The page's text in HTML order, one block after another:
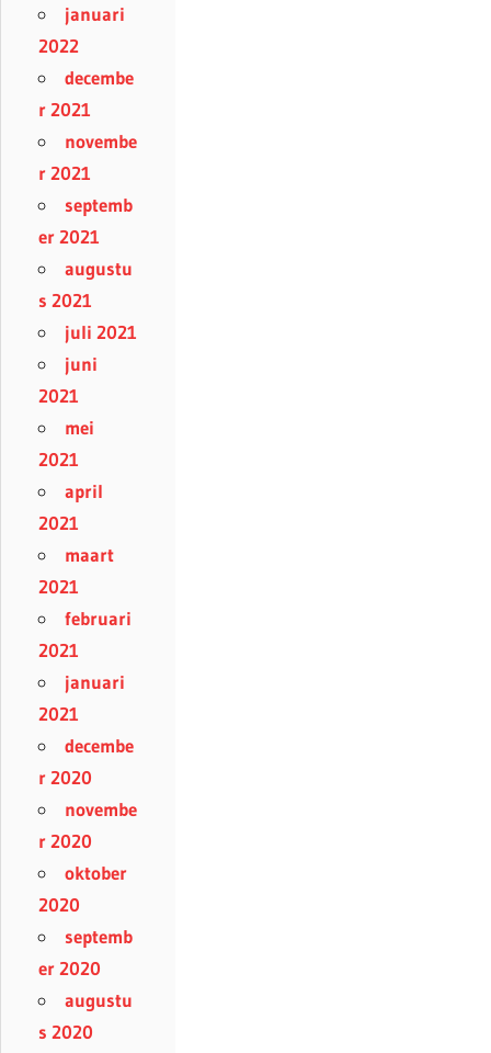
januari
2022
decembe
r 2021
novembe
r 2021
septemb
er 2021
augustu
s 2021
juli 2021
juni
2021
mei
2021
april
2021
maart
2021
februari
2021
januari
2021
decembe
r 2020
novembe
r 2020
oktober
2020
septemb
er 2020
augustu
s 2020